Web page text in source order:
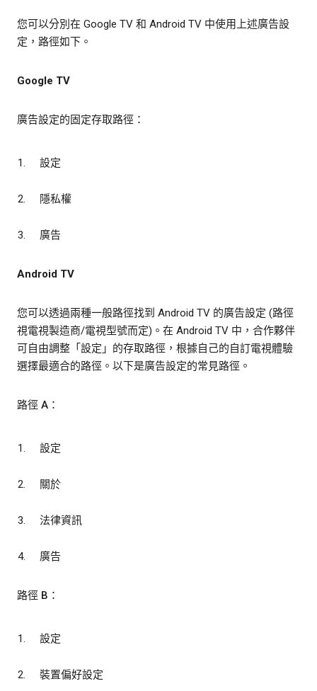
您可以分別在 Google TV 和 Android TV 中使用上述廣告設
定，路徑如下。
Google TV
廣告設定的固定存取路徑：
設定
隱私權
廣告
Android TV
您可以透過兩種一般路徑找到 Android TV 的廣告設定 (路徑
視電視製造商/電視型號而定)。在 Android TV 中，合作夥伴
可自由調整「設定」的存取路徑，根據自己的自訂電視體驗
選擇最適合的路徑。以下是廣告設定的常見路徑。
路徑 A：
設定
關於
法律資訊
廣告
路徑 B：
設定
裝置偏好設定